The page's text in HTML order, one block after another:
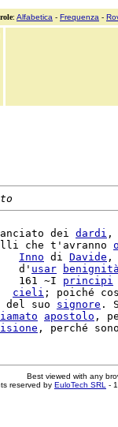
: Alfabetica - Frequenza -
dei dardi ,
che t'avranno
Inno di Davide ,
d' usar
161 ~I principi
cieli ; poiché
suo signore .
apostolo ,
, perché
Best viewed with any
reserved by EuloTech SRL -